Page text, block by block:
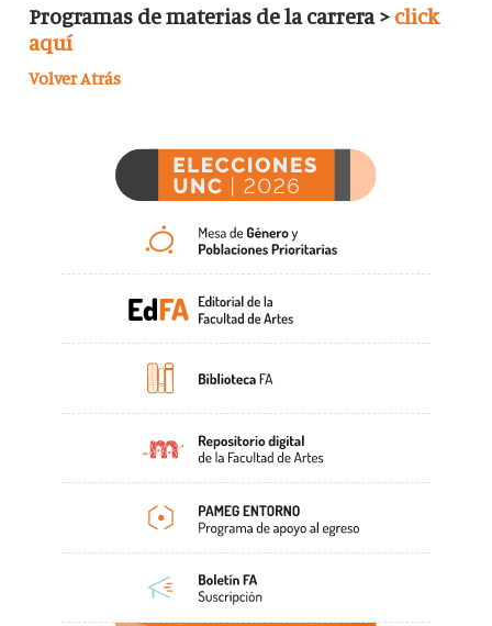
Programas de materias de la carrera > click
aquí
Volver Atrás